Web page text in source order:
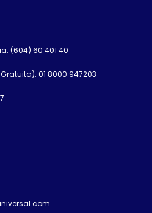
(604) 60 401 40
01 8000 947203